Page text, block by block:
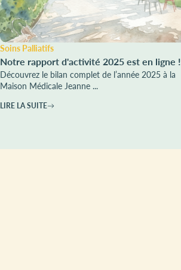
Soins Palliatifs
Notre rapport d'activité 2025 est en ligne !
Découvrez le bilan complet de l’année 2025 à la
Maison Médicale Jeanne ...
LIRE LA SUITE